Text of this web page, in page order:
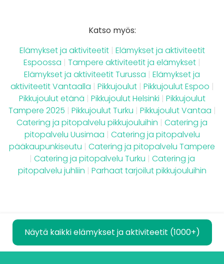
Katso myös:
Elämykset ja aktiviteetit | Elämykset ja aktiviteetit
Espoossa | Tampere aktiviteetit ja elämykset |
Elämykset ja aktiviteetit Turussa | Elämykset ja
aktiviteetit Vantaalla | Pikkujoulut | Pikkujoulut Espoo |
Pikkujoulut etänä | Pikkujoulut Helsinki | Pikkujoulut
Tampere 2025 | Pikkujoulut Turku | Pikkujoulut Vantaa |
Catering ja pitopalvelu pikkujouluihin | Catering ja
pitopalvelu Uusimaa | Catering ja pitopalvelu
pääkaupunkiseutu | Catering ja pitopalvelu Tampere
| Catering ja pitopalvelu Turku | Catering ja
pitopalvelu juhliin | Parhaat tarjoilut pikkujouluihin
Näytä kaikki elämykset ja aktiviteetit (1000+)